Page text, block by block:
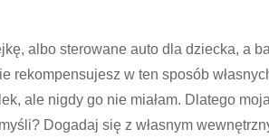
albo sterowane auto dla dziecka, a
rekompensujesz w ten sposób
ale nigdy go nie miałam. Dlatego
Dogadaj się z własnym